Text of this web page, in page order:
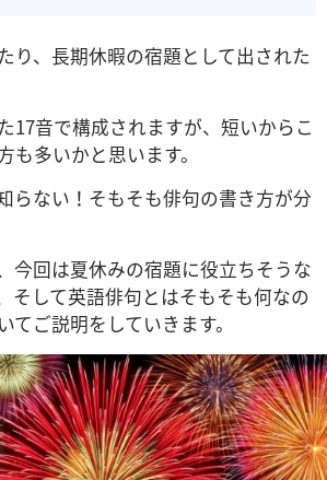
り、長期休暇の宿題として出された
17音で構成されますが、短いからこ
も多いかと思います。
らない！そもそも俳句の書き方が分
今回は夏休みの宿題に役立ちそうな
そして英語俳句とはそもそも何なの
てご説明をしていきます。